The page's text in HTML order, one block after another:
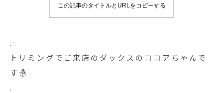
この記事のタイトルとURLをコピーする
.
トリミングでご来店のダックスのココアちゃんで
す☃️
.